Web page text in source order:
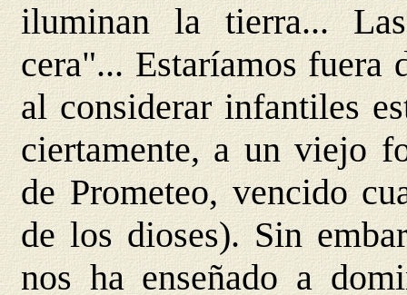
iluminan la tierra...
cera"... Estaríamos
al considerar infantiles
ciertamente, a un viejo
de Prometeo, vencido
de los dioses). Sin
nos ha enseñado a